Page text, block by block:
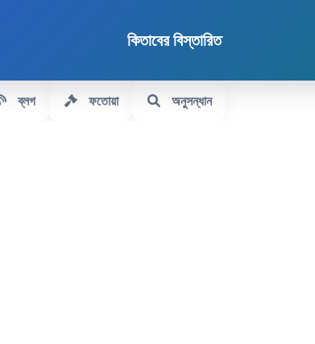
কিতাবের বিস্তারিত
ব্লগ ফতোয়া অনুসন্ধান